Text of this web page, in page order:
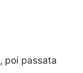
poi passata